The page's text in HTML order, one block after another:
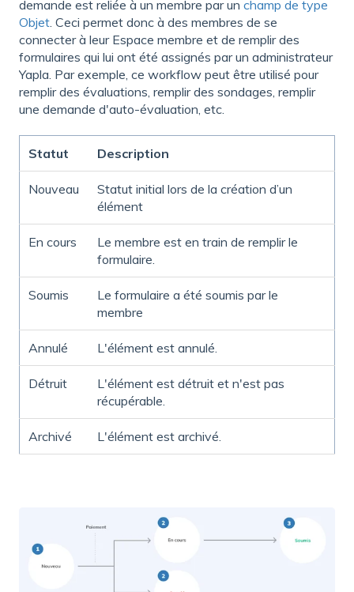
demande est reliée à un membre par un champ de type
Objet . Ceci permet donc à des membres de se
connecter à leur Espace membre et de remplir des
formulaires qui lui ont été assignés par un administrateur
Yapla. Par exemple, ce workflow peut être utilisé pour
remplir des évaluations, remplir des sondages, remplir
une demande d'auto-évaluation, etc.
Statut Description
Nouveau
Statut initial lors de la création d’un
élément
En cours
Le membre est en train de remplir le
formulaire.
Soumis
Le formulaire a été soumis par le
membre
Annulé L'élément est annulé.
Détruit
L'élément est détruit et n'est pas
récupérable.
Archivé L'élément est archivé.